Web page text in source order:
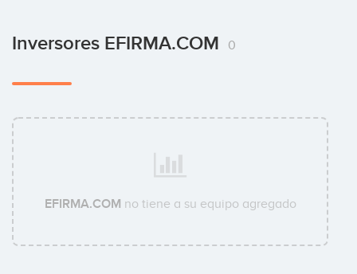
Inversores EFIRMA.COM 0
EFIRMA.COM no tiene a su equipo agregado